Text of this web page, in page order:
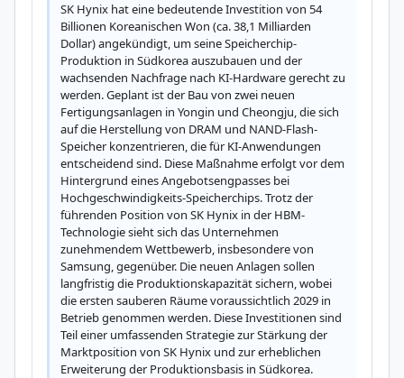
SK Hynix hat eine bedeutende Investition von 54
Billionen Koreanischen Won (ca. 38,1 Milliarden
Dollar) angekündigt, um seine Speicherchip-
Produktion in Südkorea auszubauen und der
wachsenden Nachfrage nach KI-Hardware gerecht zu
werden. Geplant ist der Bau von zwei neuen
Fertigungsanlagen in Yongin und Cheongju, die sich
auf die Herstellung von DRAM und NAND-Flash-
Speicher konzentrieren, die für KI-Anwendungen
entscheidend sind. Diese Maßnahme erfolgt vor dem
Hintergrund eines Angebotsengpasses bei
Hochgeschwindigkeits-Speicherchips. Trotz der
führenden Position von SK Hynix in der HBM-
Technologie sieht sich das Unternehmen
zunehmendem Wettbewerb, insbesondere von
Samsung, gegenüber. Die neuen Anlagen sollen
langfristig die Produktionskapazität sichern, wobei
die ersten sauberen Räume voraussichtlich 2029 in
Betrieb genommen werden. Diese Investitionen sind
Teil einer umfassenden Strategie zur Stärkung der
Marktposition von SK Hynix und zur erheblichen
Erweiterung der Produktionsbasis in Südkorea.